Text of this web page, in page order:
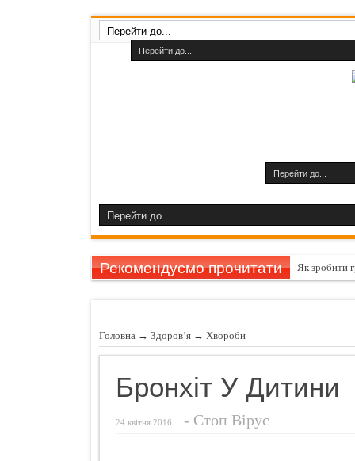
Рекомендуємо прочитати Як зробити
Як усунути
Як і чим
Головна → Здоров’я → Хвороби
Бронхіт У Дитини
24 квітня 2016 - Стоп Вірус